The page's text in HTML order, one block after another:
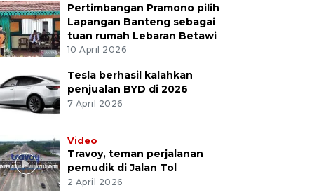
Pertimbangan Pramono pilih
Lapangan Banteng sebagai
tuan rumah Lebaran Betawi
10 April 2026
Tesla berhasil kalahkan
penjualan BYD di 2026
7 April 2026
Video
Travoy, teman perjalanan
pemudik di Jalan Tol
2 April 2026